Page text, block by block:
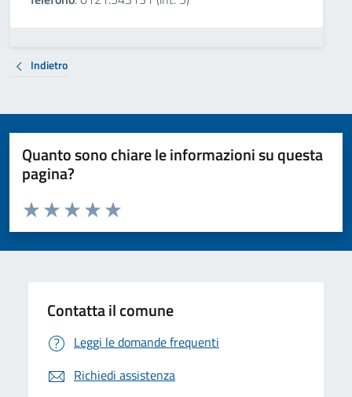
Indietro
Quanto sono chiare le informazioni su questa
pagina?
Valuta da 1 a 5 stelle la pagina
Valuta 5 stelle su 5
Valuta 4 stelle su 5
Valuta 3 stelle su 5
Valuta 2 stelle su 5
Valuta 1 stelle su 5
Contatta il comune
Leggi le domande frequenti
Richiedi assistenza